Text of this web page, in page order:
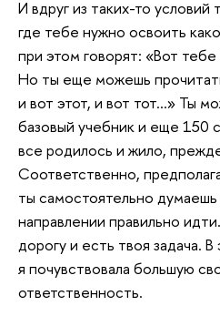
И вдруг из таких-то
где тебе нужно освоить
при этом говорят: «Вот
Но ты еще можешь
и вот этот, и вот тот...» Ты
базовый учебник и еще 150
все родилось и жило,
Соответственно,
ты самостоятельно
направлении правильно
дорогу и есть твоя задача.
я почувствовала большую
ответственность.